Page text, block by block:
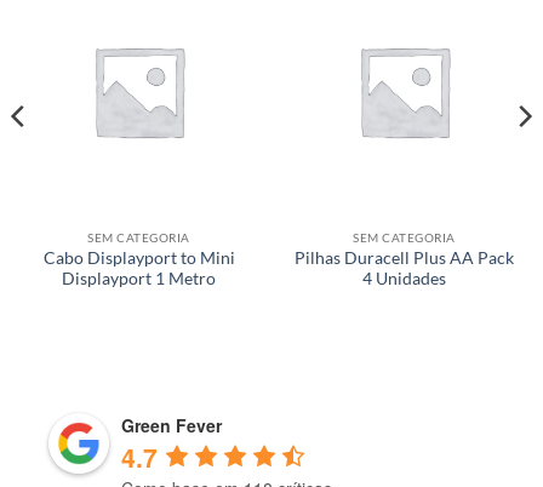
SEM CATEGORIA
Cabo Displayport to Mini
Displayport 1 Metro
SEM CATEGORIA
Pilhas Duracell Plus AA Pack
4 Unidades
Green Fever
4.7